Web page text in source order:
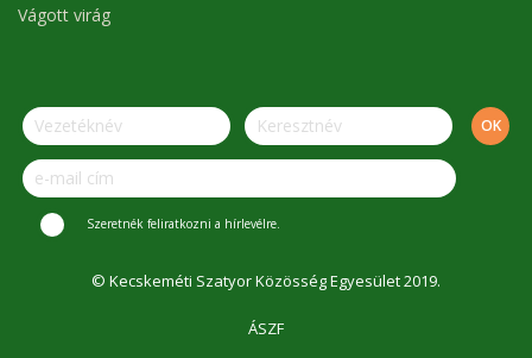
Vágott virág
Szeretnék feliratkozni a hírlevélre.
© Kecskeméti Szatyor Közösség Egyesület 2019.
ÁSZF